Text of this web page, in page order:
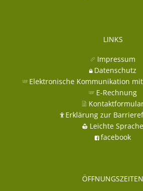
LINKS
Impressum
Datenschutz
Elektronische Kommunikation
E-Rechnung
Erklärung zur
Leichte Sprache
facebook
ÖFFNUNGSZEITEN